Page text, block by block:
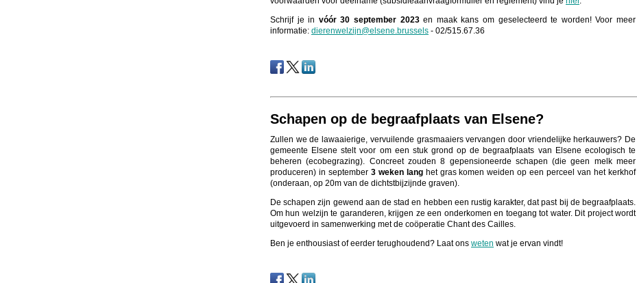
Schrijf je in vóór 30 september 2023en maak kans om geselecteerd te worden! Voor meer
informatie: dierenwelzijn@elsene.brussels - 02/515.67.36
Schapen op de begraafplaats van Elsene?
Zullen we de lawaaierige, vervuilende grasmaaiers vervangen door vriendelijke herkauwers? De
gemeente Elsene stelt voor om een stuk grond op de begraafplaats van Elsene ecologisch te
beheren (ecobegrazing). Concreet zouden 8 gepensioneerde schapen (die geen melk meer
produceren) in september 3 weken lang het gras komen weiden op een perceel van het kerkhof
(onderaan, op 20m van de dichtstbijzijnde graven).
De schapen zijn gewend aan de stad en hebben een rustig karakter, dat past bij de begraafplaats.
Om hun welzijn te garanderen, krijgen ze een onderkomen en toegang tot water. Dit project wordt
uitgevoerd in samenwerking met de coöperatie Chant des Cailles.
Ben je enthousiast of eerder terughoudend? Laat ons weten wat je ervan vindt!